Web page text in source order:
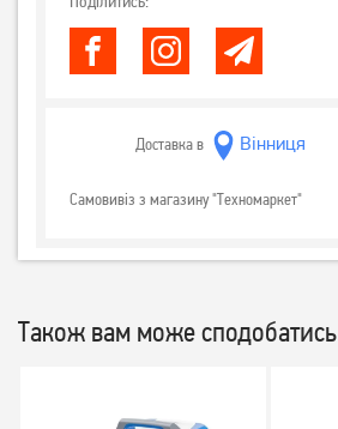
Доставка в
Самовивіз з магазину "Техномаркет"
Також вам може сподобатись